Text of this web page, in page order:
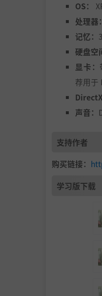
OS：
处理器：
记忆：
硬盘空
显卡：
荐用于
声音：
支持作者
购买链接：
学习版下载